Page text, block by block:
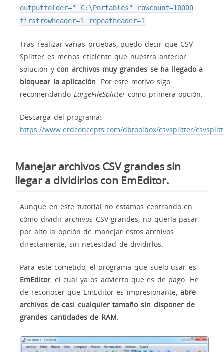
outputfolder=" C:\Portables" rowcount=10000
firstrowheader=1 repeatheader=1
Tras realizar varias pruebas, puedo decir que CSV
Splitter es menos eficiente que nuestra anterior
solución ycon archivos muy grandes se ha llegado a
bloquear la aplicación . Por este motivo sigo
recomendando LargeFileSplittercomo primera opción.
Descarga del programa:
https://www.erdconcepts.com/dbtoolbox/csvsplitter/
Manejar archivos CSV grandes sin
llegar a dividirlos con EmEditor.
Aunque en este tutorial no estamos centrando en
cómo dividir archivos CSV grandes, no quería pasar
por alto la opción de manejar estos archivos
directamente, sin necesidad de dividirlos.
Para este cometido, el programa que suelo usar es
EmEditor, el cual ya os advierto que es de pago. He
de reconocer que EmEditor es impresionante, abre
archivos de casi cualquier tamaño sin disponer de
grandes cantidades de RAM.